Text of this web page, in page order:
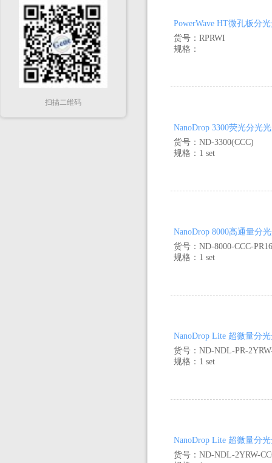
扫描二维码
PowerWave HT微孔板分
货号：RPRWI
规格：
NanoDrop 3300荧光分光
货号：ND-3300(CCC)
规格：1 set
NanoDrop 8000高通量分
货号：ND-8000-CCC-PR16
规格：1 set
NanoDrop Lite 超微量分
货号：ND-NDL-PR-
规格：1 set
NanoDrop Lite 超微量分
货号：ND-NDL-2YRW-